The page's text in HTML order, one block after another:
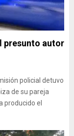
presunto autor
policial detuvo
de su pareja
producido el